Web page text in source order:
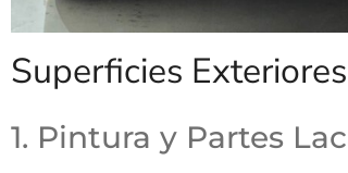
Superficies Exteriores
1. Pintura y Partes